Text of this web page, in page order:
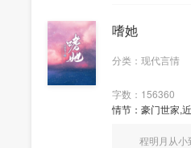
嗜她
分类：现代言情
字数：156360
情节：豪门世家,
程明月从小到